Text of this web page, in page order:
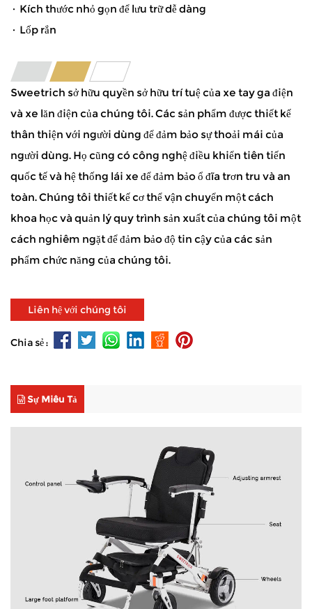
· Kích thước nhỏ gọn để lưu trữ dễ dàng
· Lốp rắn
Sweetrich sở hữu quyền sở hữu trí tuệ của xe tay ga điện
và xe lăn điện của chúng tôi. Các sản phẩm được thiết kế
thân thiện với người dùng để đảm bảo sự thoải mái của
người dùng. Họ cũng có công nghệ điều khiển tiên tiến
quốc tế và hệ thống lái xe để đảm bảo ổ đĩa trơn tru và an
toàn. Chúng tôi thiết kế cơ thể vận chuyển một cách
khoa học và quản lý quy trình sản xuất của chúng tôi một
cách nghiêm ngặt để đảm bảo độ tin cậy của các sản
phẩm chức năng của chúng tôi.
Liên hệ với chúng tôi
Chia sẻ :
Sự Miêu Tả